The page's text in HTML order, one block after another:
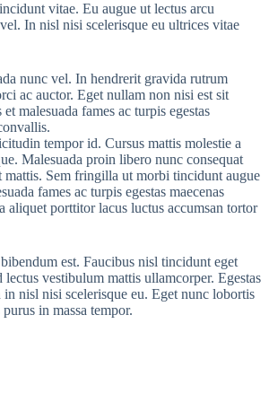
vitae. Eu augue ut lectus arcu
In nisl nisi scelerisque eu ultrices vitae
nunc vel. In hendrerit gravida rutrum
ac auctor. Eget nullam non nisi est sit
malesuada fames ac turpis egestas
tempor id. Cursus mattis molestie a
Malesuada proin libero nunc consequat
mattis. Sem fringilla ut morbi tincidunt augue
fames ac turpis egestas maecenas
aliquet porttitor lacus luctus accumsan tortor
est. Faucibus nisl tincidunt eget
vestibulum mattis ullamcorper. Egestas
nisl nisi scelerisque eu. Eget nunc lobortis
in massa tempor.